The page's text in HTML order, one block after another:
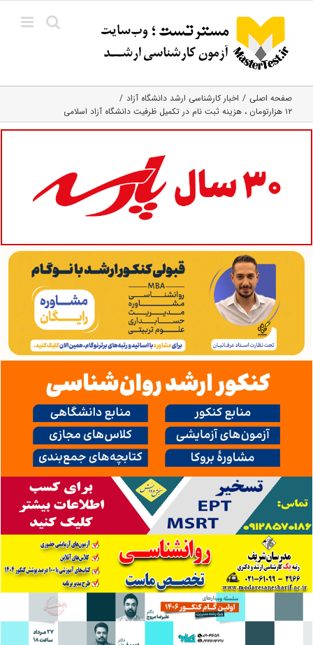
content
صفحه اصلی
اخبار کارشناسی ارشد دانشگاه آزاد
۱۲ هزارتومان ، هزینه ثبت نام در تکمیل ظرفیت دانشگاه آزاد اسلامی